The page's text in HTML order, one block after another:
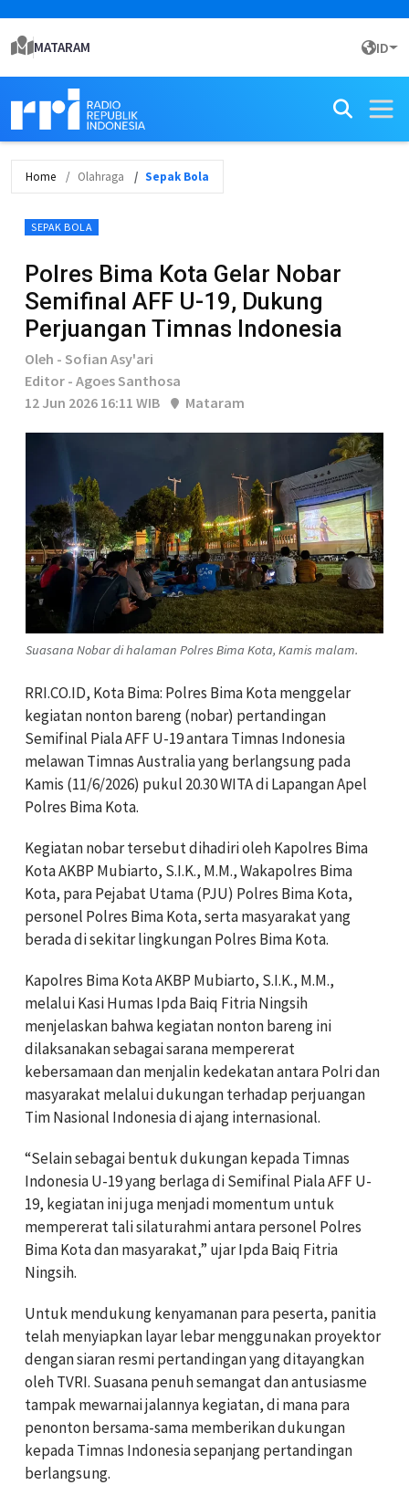
MATARAM ID
Home Olahraga Sepak Bola
SEPAK BOLA
Polres Bima Kota Gelar Nobar
Semifinal AFF U-19, Dukung
Perjuangan Timnas Indonesia
Oleh - Sofian Asy'ari
Editor - Agoes Santhosa
12 Jun 2026 16:11 WIB
Mataram
Suasana Nobar di halaman Polres Bima Kota, Kamis malam.
RRI.CO.ID, Kota Bima: Polres Bima Kota menggelar
kegiatan nonton bareng (nobar) pertandingan
Semifinal Piala AFF U-19 antara Timnas Indonesia
melawan Timnas Australia yang berlangsung pada
Kamis (11/6/2026) pukul 20.30 WITA di Lapangan Apel
Polres Bima Kota.
Kegiatan nobar tersebut dihadiri oleh Kapolres Bima
Kota AKBP Mubiarto, S.I.K., M.M., Wakapolres Bima
Kota, para Pejabat Utama (PJU) Polres Bima Kota,
personel Polres Bima Kota, serta masyarakat yang
berada di sekitar lingkungan Polres Bima Kota.
Kapolres Bima Kota AKBP Mubiarto, S.I.K., M.M.,
melalui Kasi Humas Ipda Baiq Fitria Ningsih
menjelaskan bahwa kegiatan nonton bareng ini
dilaksanakan sebagai sarana mempererat
kebersamaan dan menjalin kedekatan antara Polri dan
masyarakat melalui dukungan terhadap perjuangan
Tim Nasional Indonesia di ajang internasional.
“Selain sebagai bentuk dukungan kepada Timnas
Indonesia U-19 yang berlaga di Semifinal Piala AFF U-
19, kegiatan ini juga menjadi momentum untuk
mempererat tali silaturahmi antara personel Polres
Bima Kota dan masyarakat,” ujar Ipda Baiq Fitria
Ningsih.
Untuk mendukung kenyamanan para peserta, panitia
telah menyiapkan layar lebar menggunakan proyektor
dengan siaran resmi pertandingan yang ditayangkan
oleh TVRI. Suasana penuh semangat dan antusiasme
tampak mewarnai jalannya kegiatan, di mana para
penonton bersama-sama memberikan dukungan
kepada Timnas Indonesia sepanjang pertandingan
berlangsung.